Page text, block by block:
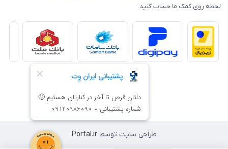
لحظه روی کمک ما حساب کنید.
طراحی سایت توسطPortal.ir